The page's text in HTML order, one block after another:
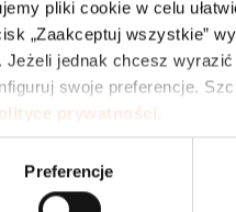
pliki cookie w celu
„Zaakceptuj wszystkie”
Jeżeli jednak chcesz
swoje preferencje.
prywatności.
Preferencje